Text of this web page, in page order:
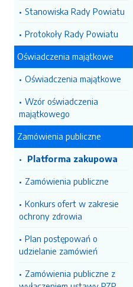
Stanowiska Rady Powiatu
Protokoły Rady Powiatu
Oświadczenia majątkowe
Oświadczenia majątkowe
Wzór oświadczenia
majątkowego
Zamówienia publiczne
Platforma zakupowa
Zamówienia publiczne
Konkurs ofert w zakresie
ochrony zdrowia
Plan postępowań o
udzielanie zamówień
Zamówienia publiczne z